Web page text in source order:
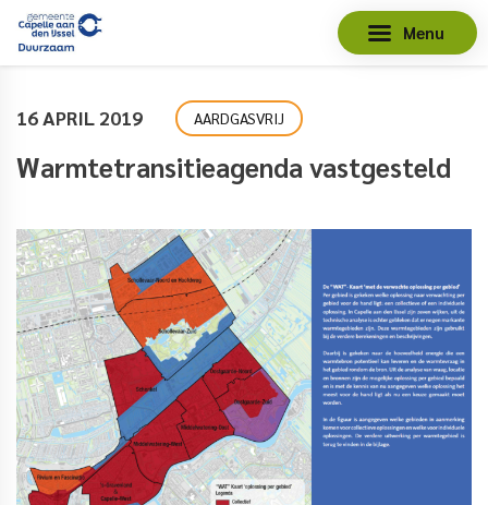
Menu
16 APRIL 2019 AARDGASVRIJ
Warmtetransitieagenda vastgesteld